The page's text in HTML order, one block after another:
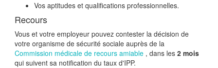
Vos aptitudes et qualifications professionnelles.
Recours
Vous et votre employeur pouvez contester la décision de
votre organisme de sécurité sociale auprès de la
Commission médicale de recours amiable , dans les 2 mois
qui suivent sa notification du taux d'IPP.